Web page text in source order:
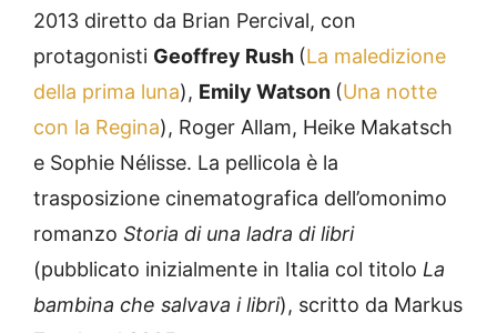
2013 diretto da Brian Percival, con
protagonisti Geoffrey Rush (La maledizione
della prima luna), Emily Watson (Una notte
con la Regina), Roger Allam, Heike Makatsch
e Sophie Nélisse. La pellicola è la
trasposizione cinematografica dell’omonimo
romanzo Storia di una ladra di libri
(pubblicato inizialmente in Italia col titolo La
bambina che salvava i libri), scritto da Markus